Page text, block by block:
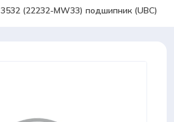
3532 (22232-MW33) подшипник (UBC)